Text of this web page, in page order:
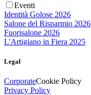
Eventi
Identità Golose 2026
Salone del Risparmio 2026
Fuorisalone 2026
L'Artigiano in Fiera 2025
Legal
CorporateCookie Policy
Privacy Policy